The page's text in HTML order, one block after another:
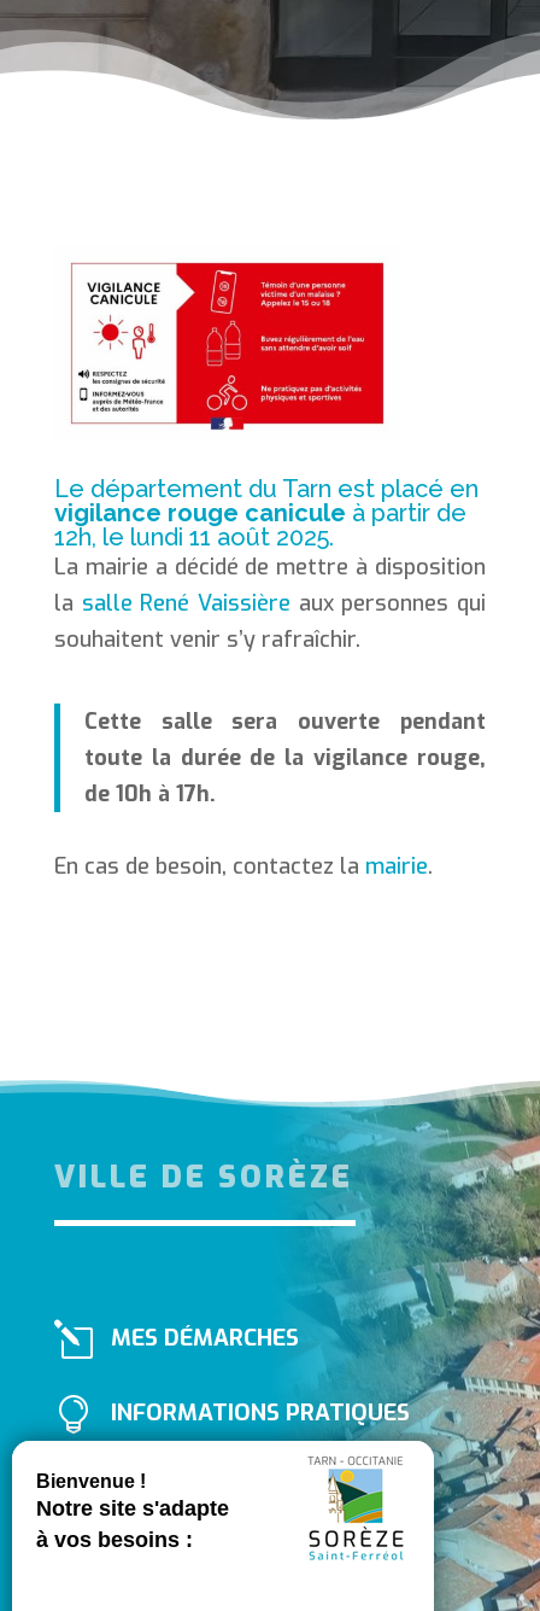
Le département du Tarn est placé en
vigilance rouge canicule à partir de
12h, le lundi 11 août 2025.
La mairie a décidé de mettre à disposition
la salle René Vaissière aux personnes qui
souhaitent venir s’y rafraîchir.
Cette salle sera ouverte pendant
toute la durée de la vigilance rouge,
de 10h à 17h.
En cas de besoin, contactez la mairie.
VILLE DE SORÈZE
l MES DÉMARCHES
 INFORMATIONS PRATIQUES
 PORTAIL FAMILLE